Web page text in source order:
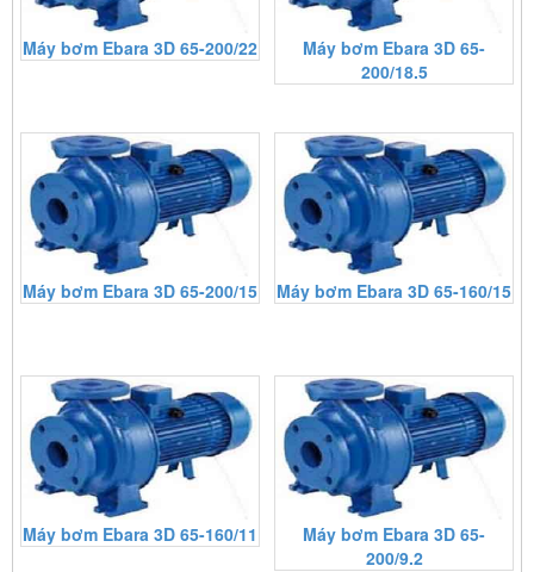
Máy bơm Ebara 3D 65-200/22
Máy bơm Ebara 3D 65-
200/18.5
Máy bơm Ebara 3D 65-200/15 Máy bơm Ebara 3D 65-160/15
Máy bơm Ebara 3D 65-160/11
Máy bơm Ebara 3D 65-
200/9.2